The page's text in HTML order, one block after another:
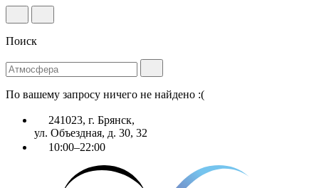
Поиск
По вашему запросу ничего не найдено :(
241023, г. Брянск,
ул. Объездная, д. 30, 32
10:00–22:00